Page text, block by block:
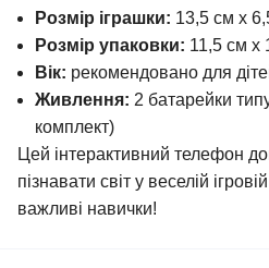
Розмір іграшки: 13,5 см х
Розмір упаковки: 11,5 см х
Вік: рекомендовано для
Живлення: 2 батарейки
комплект)
Цей інтерактивний телефон
пізнавати світ у веселій
важливі навички!